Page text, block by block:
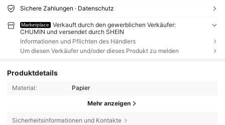
Sichere Zahlungen · Datenschutz
Marketplace
Verkauft durch den gewerblichen Verkäufer:
CHUMIN und versendet durch SHEIN
Informationen und Pflichten des Händlers
Um diesen Verkäufer und/oder dieses Produkt zu melden
Produktdetails
Material: Papier
Mehr anzeigen
Sicherheitsinformationen und Kontakte